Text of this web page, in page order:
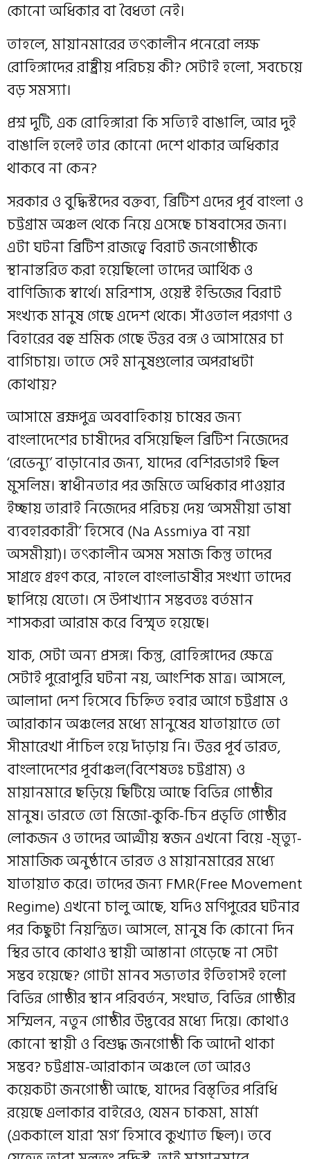
কোনো অধিকার বা বৈধতা নেই।
তাহলে, মায়ানমারের তৎকালীন পনেরো লক্ষ
রোহিঙ্গাদের রাষ্ট্রীয় পরিচয় কী? সেটাই হলো, সবচেয়ে
বড় সমস্যা।
প্রশ্ন দুটি, এক রোহিঙ্গারা কি সত্যিই বাঙালি, আর দুই
বাঙালি হলেই‌ তার কোনো দেশে থাকার অধিকার
থাকবে না কেন?
সরকার ও বুদ্ধিস্টদের বক্তব্য, ব্রিটিশ এদের পূর্ব বাংলা ও
চট্টগ্রাম অঞ্চল থেকে নিয়ে এসেছে চাষবাসের জন্য।
এটা ঘটনা ব্রিটিশ রাজত্বে বিরাট জনগোষ্ঠীকে
স্থানান্তরিত করা হয়েছিলো তাদের আর্থিক ও
বাণিজ্যিক স্বার্থে। মরিশাস, ওয়েস্ট ইন্ডিজের বিরাট
সংখ্যক মানুষ গেছে এদেশ থেকে। সাঁওতাল পরগণা ও
বিহারের বহু শ্রমিক গেছে উত্তর বঙ্গ ও আসামের চা
বাগিচায়। তাতে সেই মানুষগুলোর অপরাধটা
কোথায়?
আসামে‌‌ ব্রহ্মপুত্র অববাহিকায় চাষের জন্য
বাংলাদেশের চাষীদের বসিয়েছিল ব্রিটিশ নিজেদের
‘রেভেন্যু’ বাড়ানোর জন্য, যাদের বেশিরভাগই ছিল
মুসলিম। স্বাধীনতার পর জমিতে অধিকার পাওয়ার
ইচ্ছায় তারাই নিজেদের পরিচয় দেয় ‘অসমীয়া ভাষা
ব্যবহারকারী’ হিসেবে (Na Assmiya বা নয়া
অসমীয়া)। তৎকালীন অসম সমাজ কিন্তু তাদের
সাগ্রহে গ্রহণ করে, নাহলে বাংলাভাষীর সংখ্যা তাদের
ছাপিয়ে যেতো। সে উপাখ্যান সম্ভবতঃ বর্তমান
শাসকরা আরাম করে বিস্মৃত হয়েছে।
যাক, সেটা অন্য প্রসঙ্গ। কিন্তু, রোহিঙ্গাদের ক্ষেত্রে
সেটাই পুরোপুরি ঘটনা নয়, আংশিক মাত্র। আসলে,
আলাদা দেশ হিসেবে চিহ্নিত হবার আগে চট্টগ্রাম ও
আরাকান অঞ্চলের মধ্যে মানুষের যাতায়াতে তো
সীমারেখা পাঁচিল হয়ে দাঁড়ায় নি। উত্তর পূর্ব ভারত,
বাংলাদেশের পূর্বাঞ্চল(বিশেষতঃ চট্টগ্রাম) ও
মায়ানমারে ছড়িয়ে ছিটিয়ে আছে বিভিন্ন গোষ্ঠীর
মানুষ। ভারতে‌ তো মিজো-কুকি-চিন প্রভৃতি গোষ্ঠীর
লোকজন‌ ও‌‌ তাদের আত্মীয় স্বজন এখনো বিয়ে -মৃত্যু-
সামাজিক অনুষ্ঠানে ভারত ও মায়ানমারের মধ্যে
যাতায়াত করে। তাদের জন্য FMR(Free Movement
Regime) এখনো চালু আছে, যদিও মণিপুরের ঘটনার
পর কিছুটা নিয়ন্ত্রিত। আসলে, মানুষ কি কোনো দিন
স্থির ভাবে কোথাও স্থায়ী আস্তানা গেড়েছে না সেটা
সম্ভব হয়েছে? গোটা মানব সভ্যতার ইতিহাসই হলো
বিভিন্ন গোষ্ঠীর স্থান পরিবর্তন, সংঘাত, বিভিন্ন গোষ্ঠীর
সম্মিলন, নতুন গোষ্ঠীর উদ্ভবের মধ্যে দিয়ে। কোথাও
কোনো স্থায়ী ও বিশুদ্ধ জনগোষ্ঠী কি আদৌ থাকা
সম্ভব? চট্টগ্রাম-আরাকান অঞ্চলে তো আরও‌
কয়েকটা জনগোষ্ঠী‌ আছে, যাদের বিস্তৃতির পরিধি
রয়েছে এলাকার বাইরেও, যেমন চাকমা, মার্মা
(এককালে যারা ‘মগ’ হিসাবে কুখ্যাত ছিল)। তবে